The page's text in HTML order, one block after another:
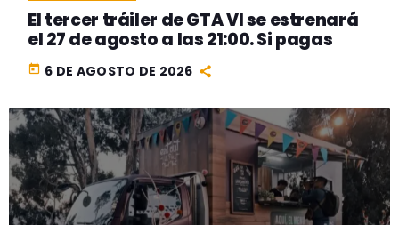
El tercer tráiler de GTA VI se estrenará
el 27 de agosto a las 21:00. Si pagas
today 6 DE AGOSTO DE 2026